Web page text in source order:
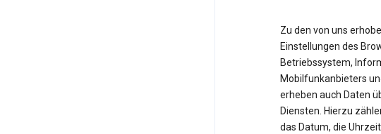
Zu den von uns
Einstellungen des
Betriebssystem,
Mobilfunkanbieters
erheben auch Daten
Diensten. Hierzu
das Datum, die